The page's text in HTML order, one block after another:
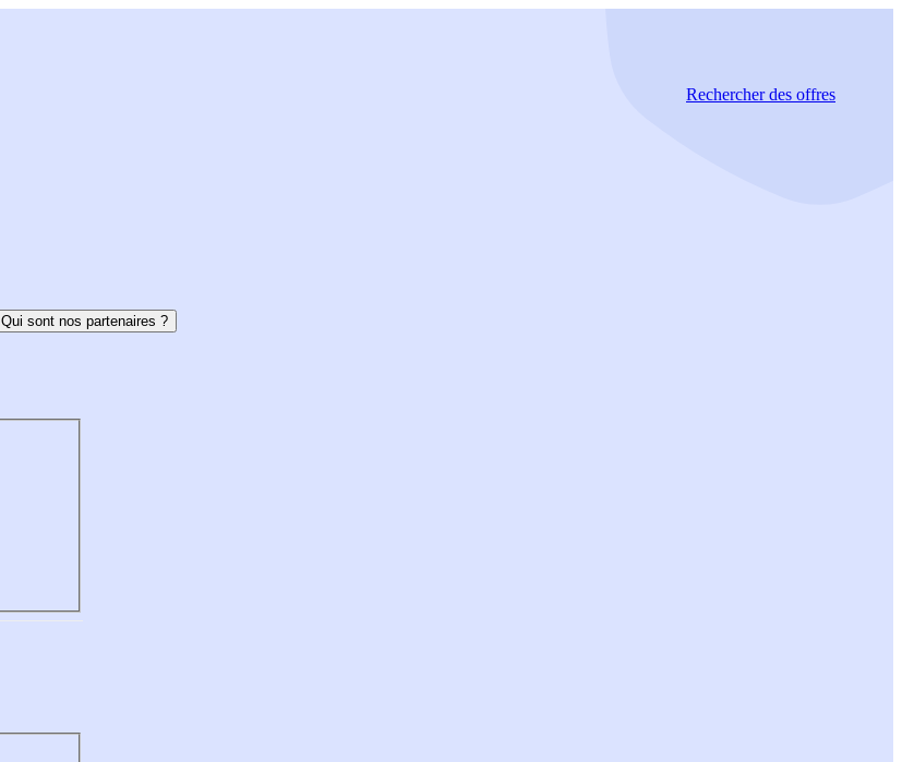
Rechercherdes offres
Qui sont nos partenaires ?